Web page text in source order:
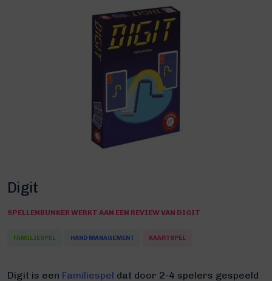
Digit
SPELLENBUNKER WERKT AAN EEN REVIEW VAN DIGIT
FAMILIESPEL HAND MANAGEMENT KAARTSPEL
Digit is een Familiespel dat door 2-4 spelers gespeeld